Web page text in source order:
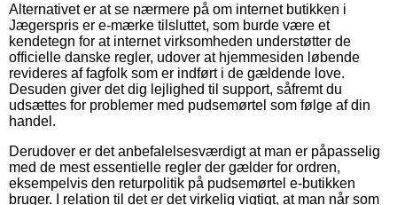
Alternativet er at se nærmere på om internet butikken i
Jægerspris er e-mærke tilsluttet, som burde være et
kendetegn for at internet virksomheden understøtter de
officielle danske regler, udover at hjemmesiden løbende
revideres af fagfolk som er indført i de gældende love.
Desuden giver det dig lejlighed til support, såfremt du
udsættes for problemer med pudsemørtel som følge af din
handel.
Derudover er det anbefalelsesværdigt at man er påpasselig
med de mest essentielle regler der gælder for ordren,
eksempelvis den returpolitik på pudsemørtel e-butikken
bruger. I relation til det er det virkelig vigtigt, at man når som